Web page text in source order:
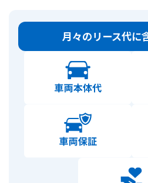
月々のリース代に